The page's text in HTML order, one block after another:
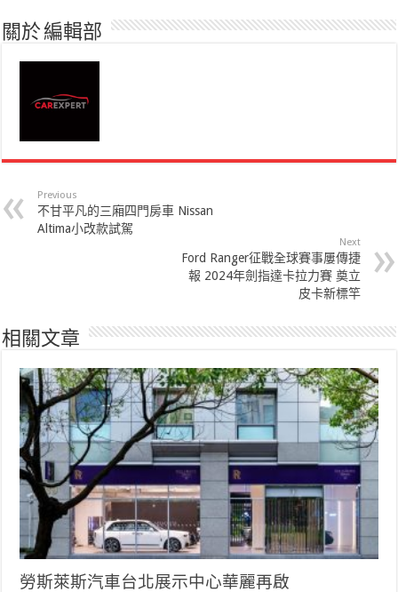
關於 編輯部
Previous
不甘平凡的三廂四門房車 Nissan
Altima小改款試駕
Next
Ford Ranger征戰全球賽事屢傳捷
報 2024年劍指達卡拉力賽 奠立
皮卡新標竿
相關文章
勞斯萊斯汽車台北展示中心華麗再啟